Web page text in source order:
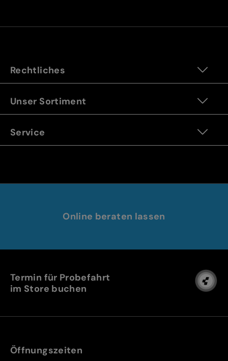
Rechtliches
Unser Sortiment
Service
Online beraten lassen
Termin für Probefahrt
im Store buchen
Öffnungszeiten